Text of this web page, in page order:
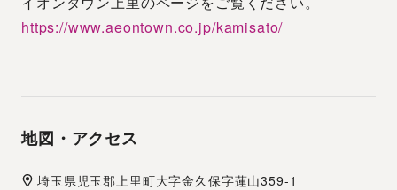
https://www.aeontown.co.jp/kamisato/
地図・アクセス
埼玉県 児玉郡 上里町大字金久保字蓮山359-1